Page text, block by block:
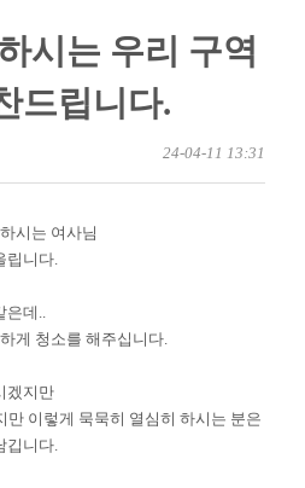
시는 우리 구역
드립니다.
24-04-11 13:31
시는 여사님
립니다.
은데..
게 청소를 해주십니다.
겠지만
만 이렇게 묵묵히 열심히 하시는 분은
깁니다.